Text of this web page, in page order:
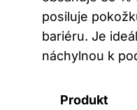
posiluje
bariéru. Je
náchylnou k
Produkt